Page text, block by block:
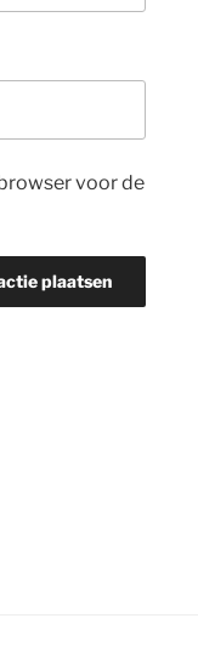
voor de